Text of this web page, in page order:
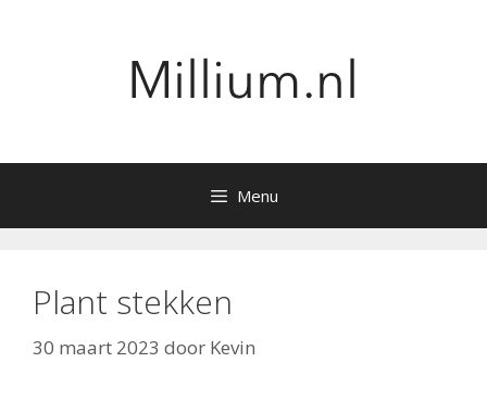
Menu
Plant stekken
30 maart 2023 door Kevin